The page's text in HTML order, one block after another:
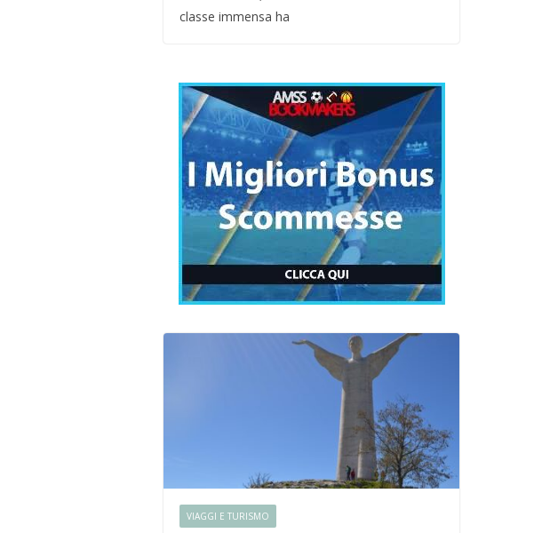
classe immensa ha
VIAGGI E TURISMO